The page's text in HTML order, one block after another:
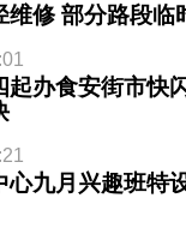
维修 部分路段临
起办食安街市快
心九月兴趣班特